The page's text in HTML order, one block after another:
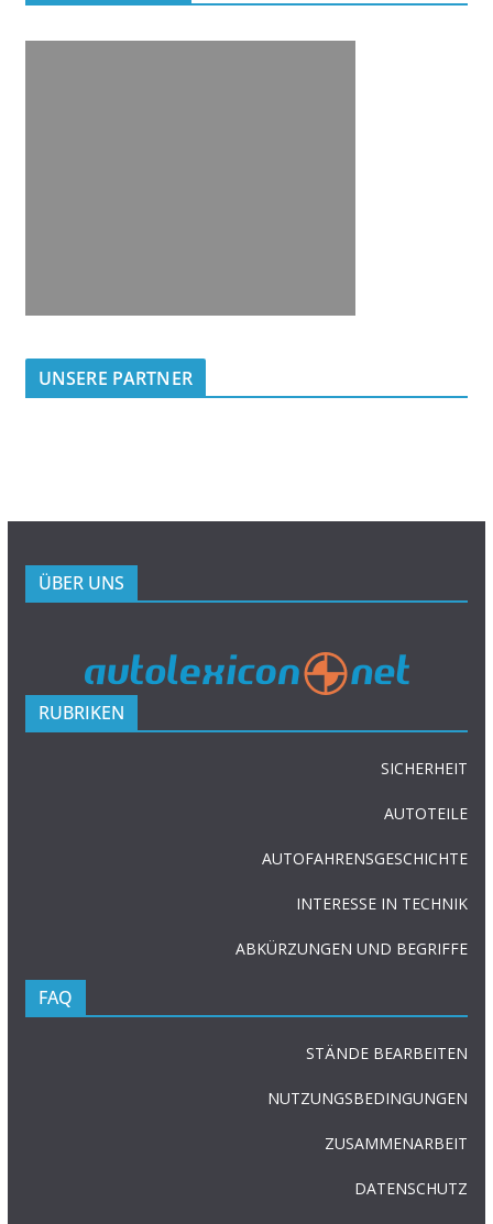
UNSERE PARTNER
ÜBER UNS
RUBRIKEN
SICHERHEIT
AUTOTEILE
AUTOFAHRENSGESCHICHTE
INTERESSE IN TECHNIK
ABKÜRZUNGEN UND BEGRIFFE
FAQ
STÄNDE BEARBEITEN
NUTZUNGSBEDINGUNGEN
ZUSAMMENARBEIT
DATENSCHUTZ